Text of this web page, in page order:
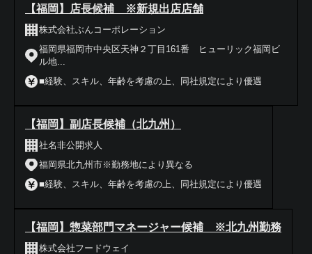
【福岡】店長候補 ※新規出店店舗
株式会社ぶんコーポレーション
福岡県福岡市中央区天神２丁目161番 ヒューリック福岡ビ
ル地...
■経験、スキル、年齢を考慮の上、同社規定により優遇
【福岡】副店長候補（北九州）
社名非公開求人
福岡県北九州市※勤務地により異なる
■経験、スキル、年齢を考慮の上、同社規定により優遇
【福岡】惣菜部門マネージャー候補 ※北九州勤務
株式会社フードウェイ